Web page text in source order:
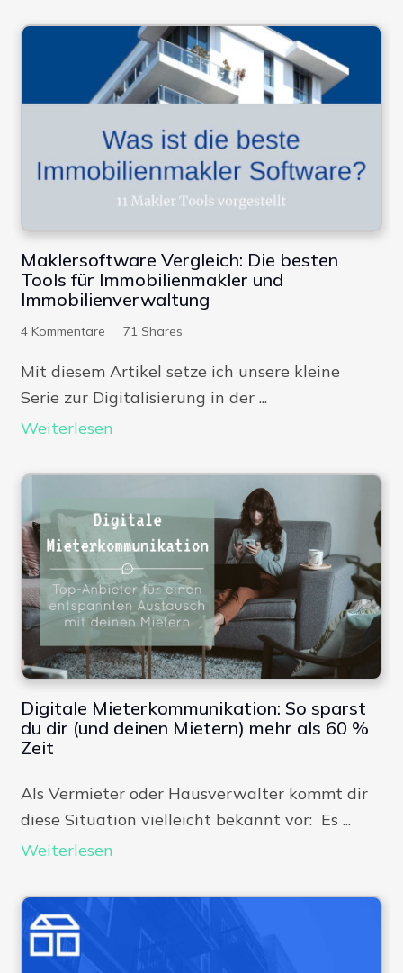
Maklersoftware Vergleich: Die besten
Tools für Immobilienmakler und
Immobilienverwaltung
4 Kommentare 71 Shares
Mit diesem Artikel setze ich unsere kleine
Serie zur Digitalisierung in der ...
Weiterlesen
Digitale Mieterkommunikation: So sparst
du dir (und deinen Mietern) mehr als 60 %
Zeit
Als Vermieter oder Hausverwalter kommt dir
diese Situation vielleicht bekannt vor: Es ...
Weiterlesen